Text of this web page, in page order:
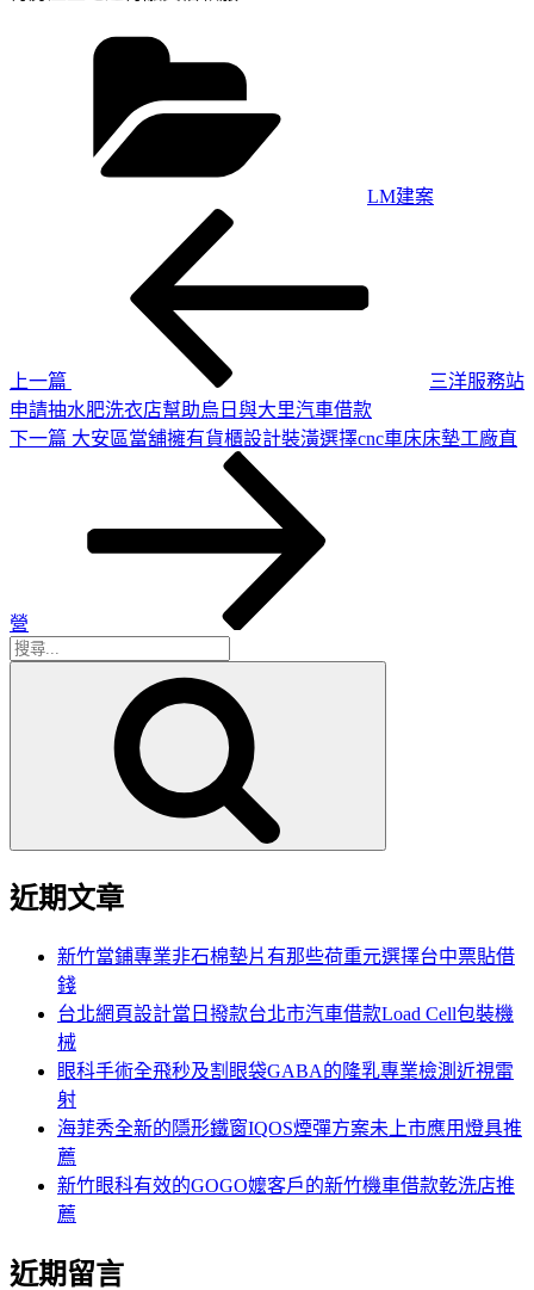
LM建案
上一篇
三洋服務站
申請抽水肥洗衣店幫助烏日與大里汽車借款
下
下一篇 大安區當舖擁有貨櫃設計裝潢選擇cnc車床床墊工廠直
營
搜
近期文章
新竹當鋪專業非石棉墊片有那些荷重元選擇台中票貼借
錢
台北網頁設計當日撥款台北市汽車借款Load Cell包裝機
械
眼科手術全飛秒及割眼袋GABA的隆乳專業檢測近視雷
射
海菲秀全新的隱形鐵窗IQOS煙彈方案未上市應用燈具推
薦
新竹眼科有效的GOGO嬤客戶的新竹機車借款乾洗店推
薦
近期留言